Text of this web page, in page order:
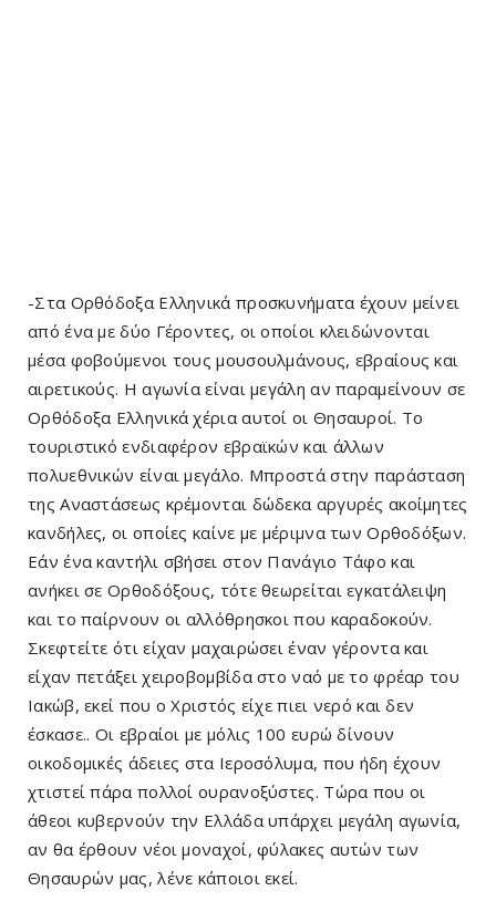
-Στα Ορθόδοξα Ελληνικά προσκυνήματα έχουν μείνει
από ένα με δύο Γέροντες, οι οποίοι κλειδώνονται
μέσα φοβούμενοι τους μουσουλμάνους, εβραίους και
αιρετικούς. Η αγωνία είναι μεγάλη αν παραμείνουν σε
Ορθόδοξα Ελληνικά χέρια αυτοί οι Θησαυροί. Το
τουριστικό ενδιαφέρον εβραϊκών και άλλων
πολυεθνικών είναι μεγάλο. Μπροστά στην παράσταση
της Αναστάσεως κρέμονται δώδεκα αργυρές ακοίμητες
κανδήλες, οι οποίες καίνε με μέριμνα των Ορθοδόξων.
Εάν ένα καντήλι σβήσει στον Πανάγιο Τάφο και
ανήκει σε Ορθοδόξους, τότε θεωρείται εγκατάλειψη
και το παίρνουν οι αλλόθρησκοι που καραδοκούν.
Σκεφτείτε ότι είχαν μαχαιρώσει έναν γέροντα και
είχαν πετάξει χειροβομβίδα στο ναό με το φρέαρ του
Ιακώβ, εκεί που ο Χριστός είχε πιει νερό και δεν
έσκασε.. Οι εβραίοι με μόλις 100 ευρώ δίνουν
οικοδομικές άδειες στα Ιεροσόλυμα, που ήδη έχουν
χτιστεί πάρα πολλοί ουρανοξύστες. Τώρα που οι
άθεοι κυβερνούν την Ελλάδα υπάρχει μεγάλη αγωνία,
αν θα έρθουν νέοι μοναχοί, φύλακες αυτών των
Θησαυρών μας, λένε κάποιοι εκεί.